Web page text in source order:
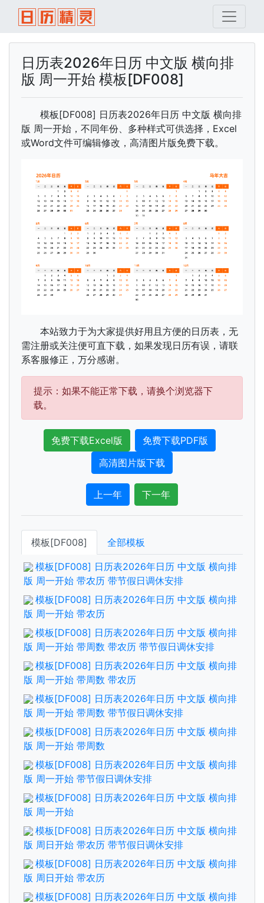
日历表2026年日历 中文版 横向排
版 周一开始 模板[DF008]
模板[DF008] 日历表2026年日历 中文版 横向排
版 周一开始，不同年份、多种样式可供选择，Excel
或Word文件可编辑修改，高清图片版免费下载。
本站致力于为大家提供好用且方便的日历表，无
需注册或关注便可直下载，如果发现日历有误，请联
系客服修正，万分感谢。
提示：如果不能正常下载，请换个浏览器下
载。
免费下载Excel版
免费下载PDF版
高清图片版下载
上一年 下一年
模板[DF008] 全部模板
模板[DF008] 日历表2026年日历 中文版 横向排
版 周一开始 带农历 带节假日调休安排
模板[DF008] 日历表2026年日历 中文版 横向排
版 周一开始 带农历
模板[DF008] 日历表2026年日历 中文版 横向排
版 周一开始 带周数 带农历 带节假日调休安排
模板[DF008] 日历表2026年日历 中文版 横向排
版 周一开始 带周数 带农历
模板[DF008] 日历表2026年日历 中文版 横向排
版 周一开始 带周数 带节假日调休安排
模板[DF008] 日历表2026年日历 中文版 横向排
版 周一开始 带周数
模板[DF008] 日历表2026年日历 中文版 横向排
版 周一开始 带节假日调休安排
模板[DF008] 日历表2026年日历 中文版 横向排
版 周一开始
模板[DF008] 日历表2026年日历 中文版 横向排
版 周日开始 带农历 带节假日调休安排
模板[DF008] 日历表2026年日历 中文版 横向排
版 周日开始 带农历
模板[DF008] 日历表2026年日历 中文版 横向排